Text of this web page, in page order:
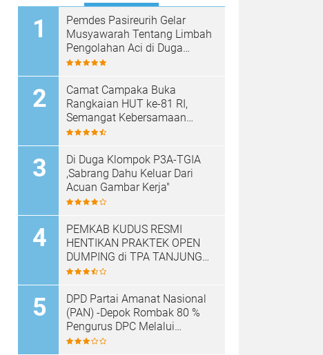
Pemdes Pasireurih Gelar
Musyawarah Tentang Limbah
Pengolahan Aci di Duga
Cemari Sungai Cisata
Sementara
Camat Campaka Buka
Rangkaian HUT ke-81 RI,
Semangat Kebersamaan
Warnai Senam Massal dan
Desa
Di Duga Klompok P3A-TGIA
,Sabrang Dahu Keluar Dari
Acuan Gambar Kerja"
PEMKAB KUDUS RESMI
HENTIKAN PRAKTEK OPEN
DUMPING di TPA TANJUNG
REJO, KEC.JEKULO
SISTEM PENGELOLAAN
SAMPAH BARU
DPD Partai Amanat Nasional
(PAN) -Depok Rombak 80 %
Pengurus DPC Melalui
Muscab "